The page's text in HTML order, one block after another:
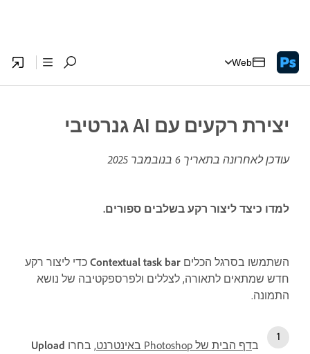
Web
יצירת רקעים עם AI גנרטיבי
עודכן לאחרונה בתאריך 6 בנובמבר 2025
למדו כיצד ליצור רקע בשלבים ספורים.
השתמשו בסרגל הכלים Contextual task bar כדי ליצור רקע
חדש שמתאים לתאורה, לצללים ולפרספקטיבה של נושא
התמונה.
בדף הבית של Photoshop באינטרנט , בחרו Upload